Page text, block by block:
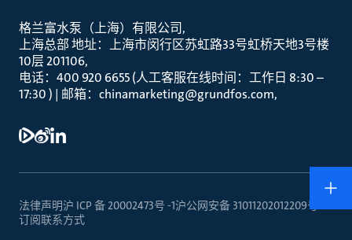
格兰富水泵（上海）有限公司
上海总部 地址：上海市闵行区苏虹路33号虹桥天地3号楼
10层 201106
电话：400 920 6655 (人工客服在线时间：工作日 8:30 –
17:30 ) | 邮箱：chinamarketing@grundfos.com
法律声明沪 ICP 备 20002473号 -1沪公网安备 31011202012209号
订阅联系方式